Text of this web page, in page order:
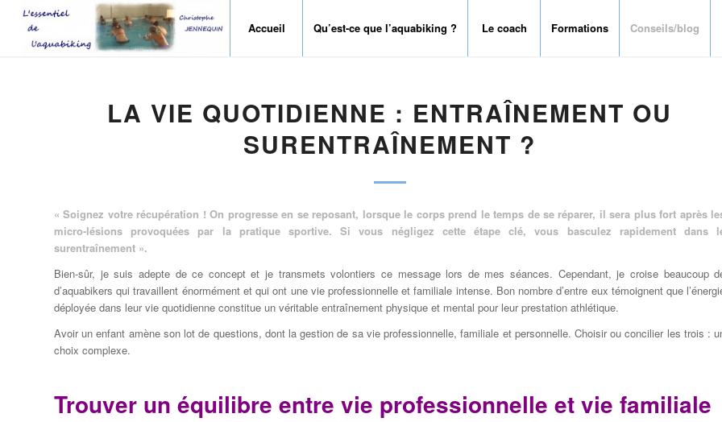
Accueil Qu’est-ce que l’aquabiking ? Le coach Formations Conseils/blog
LA VIE QUOTIDIENNE : ENTRAÎNEMENT OU
SURENTRAÎNEMENT ?
« Soignez votre récupération ! On progresse en se reposant, lorsque le corps prend le temps de se réparer, il sera plus fort après
micro-lésions provoquées par la pratique sportive. Si vous négligez cette étape clé, vous basculez rapidement dans
surentraînement ».
Bien-sûr, je suis adepte de ce concept et je transmets volontiers ce message lors de mes séances. Cependant, je croise beaucoup
d’aquabikers qui travaillent énormément et qui ont une vie professionnelle et familiale intense. Bon nombre d’entre eux témoignent que
déployée dans leur vie quotidienne constitue un véritable entraînement physique et mental pour leur prestation athlétique.
Avoir un enfant amène son lot de questions, dont la gestion de sa vie professionnelle, familiale et personnelle. Choisir ou concilier les trois :
choix complexe.
Trouver un équilibre entre vie professionnelle et vie familiale